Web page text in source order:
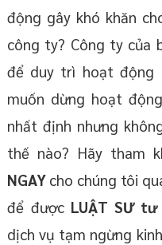
động gây khó khăn
công ty? Công ty của
để duy trì hoạt động
muốn dừng hoạt
nhất định nhưng
thế nào? Hãy tham
NGAY cho chúng tôi
để được LUẬT SƯ tư
dịch vụ tạm ngừng